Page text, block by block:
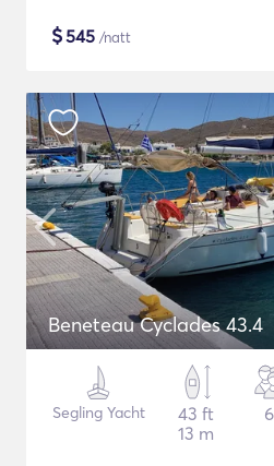
$545 /natt
Beneteau Cyclades 43.4
Segling Yacht
43 ft
13 m
6